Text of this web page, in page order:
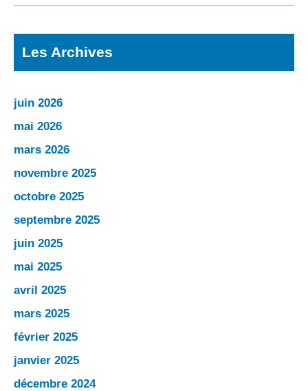
Les Archives
juin 2026
mai 2026
mars 2026
novembre 2025
octobre 2025
septembre 2025
juin 2025
mai 2025
avril 2025
mars 2025
février 2025
janvier 2025
décembre 2024